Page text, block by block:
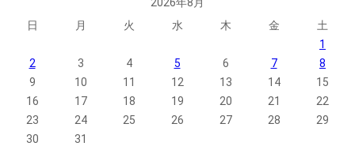
2026年8月
日
月 火 水 木 金
土
1
2
3 4 5 6 7
8
9
10 11 12 13 14
15
16
17 18 19 20 21
22
23
24 25 26 27 28
29
30
31